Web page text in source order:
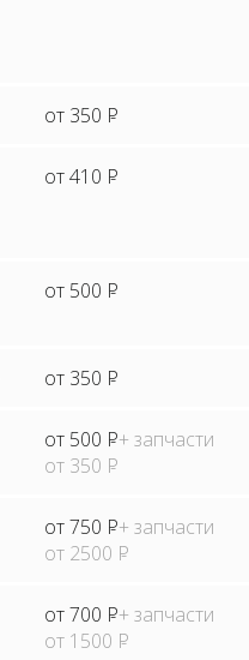
от 350 Р
от 410 Р
от 500 Р
от 350 Р
от 500 Р+ запчасти
от 350 Р
от 750 Р+ запчасти
от 2500 Р
от 700 Р+ запчасти
от 1500 Р